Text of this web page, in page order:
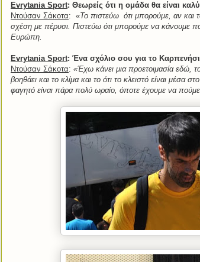
Evrytania Sport: Θεωρείς ότι η ομάδα θα είναι
Ντούσαν Σάκοτα: «Το πιστεύω ότι μπορούμε, αν και
σχέση με πέρυσι. Πιστεύω ότι μπορούμε να κάνουμε
Ευρώπη.
Evrytania Sport: Ένα σχόλιο σου για το Καρπενήσι
Ντούσαν Σάκοτα: «Έχω κάνει μια προετοιμασία εδώ,
βοηθάει και το κλίμα και το ότι το κλειστό είναι μέσα
φαγητό είναι πάρα πολύ ωραίο, όποτε έχουμε να